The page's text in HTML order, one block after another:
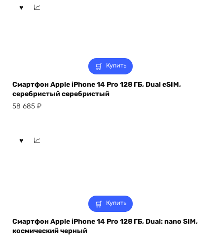
Купить
Смартфон Apple iPhone 14 Pro 128 ГБ, Dual eSIM,
серебристый серебристый
58 685 ₽
Купить
Смартфон Apple iPhone 14 Pro 128 ГБ, Dual: nano SIM,
космический черный